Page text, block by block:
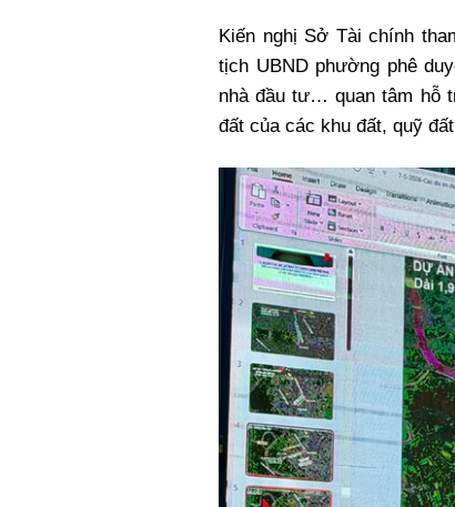
Kiến nghị Sở Tài chính
tịch UBND phường phê
nhà đầu tư… quan tâm hỗ
đất của các khu đất, quỹ